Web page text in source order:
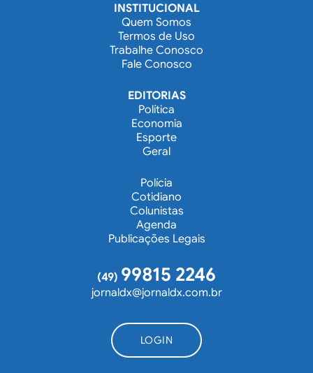
INSTITUCIONAL
Quem Somos
Termos de Uso
Trabalhe Conosco
Fale Conosco
EDITORIAS
Política
Economia
Esporte
Geral
Polícia
Cotidiano
Colunistas
Agenda
Publicações Legais
(49) 99815 2246
jornaldx@jornaldx.com.br
LOGIN